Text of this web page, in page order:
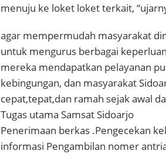
menuju ke loket loket terkait,
agar mempermudah masyarakat
untuk mengurus berbagai
mereka mendapatkan pelayanan
kebingungan, dan masyarakat
cepat,tepat,dan ramah sejak awal
Tugas utama Samsat Sidoarjo
Penerimaan berkas .Pengecekan
informasi Pengambilan nomer